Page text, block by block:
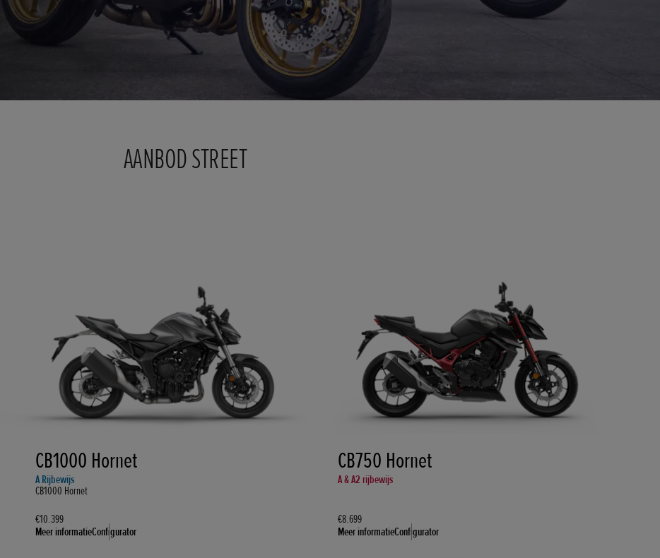
AANBOD STREET
CB1000 Hornet
A Rijbewijs
CB1000 Hornet
€10.399
Meer informatieConfigurator
CB750 Hornet
A & A2 rijbewijs
€8.699
Meer informatieConfigurator